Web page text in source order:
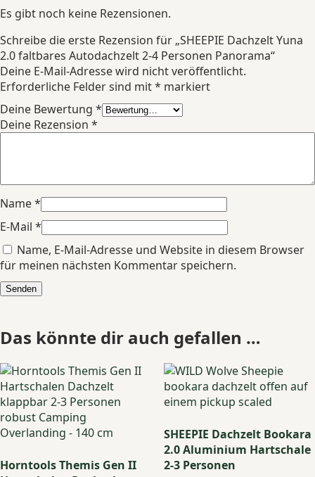
Es gibt noch keine Rezensionen.
Schreibe die erste Rezension für „SHEEPIE Dachzelt Yuna
2.0 faltbares Autodachzelt 2-4 Personen Panorama“
Deine E-Mail-Adresse wird nicht veröffentlicht.
Erforderliche Felder sind mit* markiert
Deine Bewertung *
Deine Rezension *
Name*
E-Mail *
Name, E-Mail-Adresse und Website in diesem Browser
für meinen nächsten Kommentar speichern.
Das könnte dir auch gefallen …
Horntools Themis Gen II
SHEEPIE Dachzelt Bookara
2.0 Aluminium Hartschale
2-3 Personen